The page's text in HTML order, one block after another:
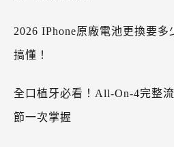
2026 IPhone原廠電池更換要
搞懂！
全口植牙必看！All-On-4完整
節一次掌握